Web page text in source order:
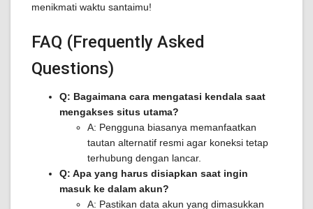
menikmati waktu santaimu!
FAQ (Frequently Asked
Questions)
Q: Bagaimana cara mengatasi kendala saat
mengakses situs utama?
A: Pengguna biasanya memanfaatkan
tautan alternatif resmi agar koneksi tetap
terhubung dengan lancar.
Q: Apa yang harus disiapkan saat ingin
masuk ke dalam akun?
A: Pastikan data akun yang dimasukkan